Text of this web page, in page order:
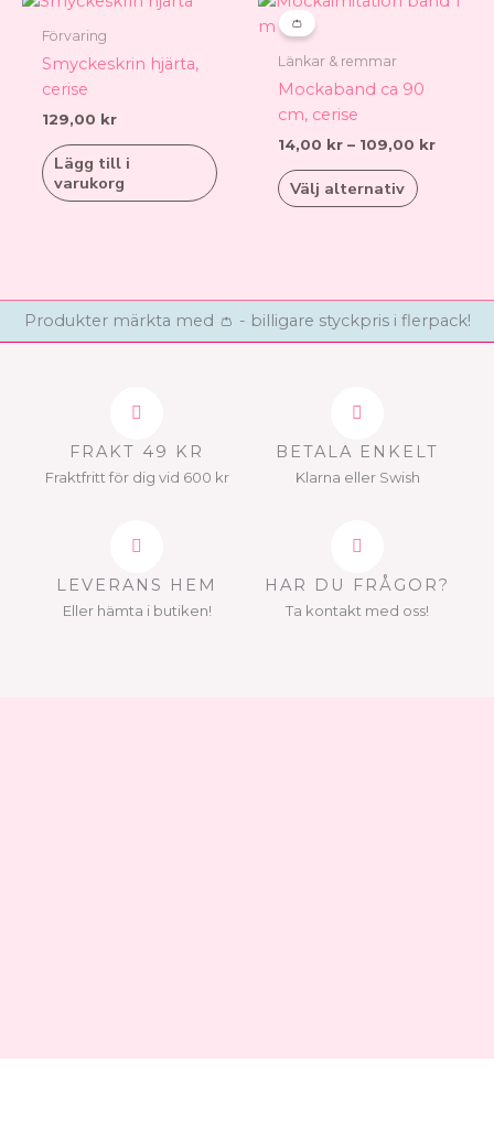
Förvaring
Smyckeskrin hjärta,
cerise
129,00 kr
Lägg till i
varukorg
👛
Länkar & remmar
Mockaband ca 90
cm, cerise
14,00 kr – 109,00 kr
Välj alternativ
flera
De
Produkter märkta med 👛 - billigare styckpris i flerpack!
FRAKT 49 KR
Fraktfritt för dig vid 600 kr
BETALA ENKELT
Klarna eller Swish
LEVERANS HEM
Eller hämta i butiken!
HAR DU FRÅGOR?
Ta kontakt med oss!